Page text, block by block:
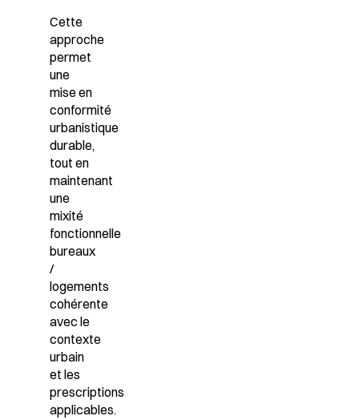
Cette
approche
permet
une
mise en
conformité
urbanistique
durable,
tout en
maintenant
une
mixité
fonctionnelle
bureaux
/
logements
cohérente
avec le
contexte
urbain
et les
prescriptions
applicables.